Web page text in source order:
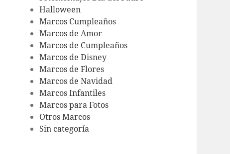
Halloween
Marcos Cumpleaños
Marcos de Amor
Marcos de Cumpleaños
Marcos de Disney
Marcos de Flores
Marcos de Navidad
Marcos Infantiles
Marcos para Fotos
Otros Marcos
Sin categoría